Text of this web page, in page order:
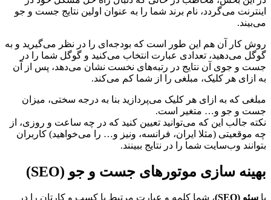
اینترنت میگردد، نام برند شما را به عنوان اولین نتایج جست و جو
میبیند.
روش کار آن هم این طور است که بودجه ای را در نظر میگیرید و به
گوگل میدهید، تعدادی عبارت انتخاب میکنید و گوگل شما را در
جست و جوی آن نتایج در رتبههای نخست نشان میدهد، پس از آن
به ازای هر کلیک، مبلغی را از شما کم میکند.
مبلغی که به ازای هر کلیک میپردازید بنا به درجه سختی، میزان
جست و جو و… متغیر است.
نکته جالب این که میتوانید تعیین کنید که در چه ساعت و روزی، از
چه موقعیتی (مثلا ایران، فرانسه، ونیز و… را میخواهید) کاربران
بتوانند وبسایت شما را در نتایج ببینند.
بهینه سازی موتورهای جست و جو (SEO)
با سئو (SEO) ، شما کلمه و عبارت مرتبط با کسب و کارتان را در